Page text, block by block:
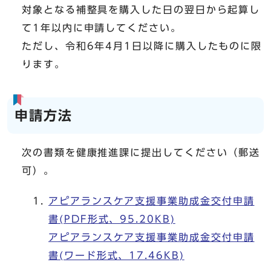
対象となる補整具を購入した日の翌日から起算し
て1年以内に申請してください。
ただし、令和6年4月1日以降に購入したものに限
ります。
申請方法
次の書類を健康推進課に提出してください（郵送
可）。
アピアランスケア支援事業助成金交付申請
書(PDF形式、95.20KB)
アピアランスケア支援事業助成金交付申請
書(ワード形式、17.46KB)